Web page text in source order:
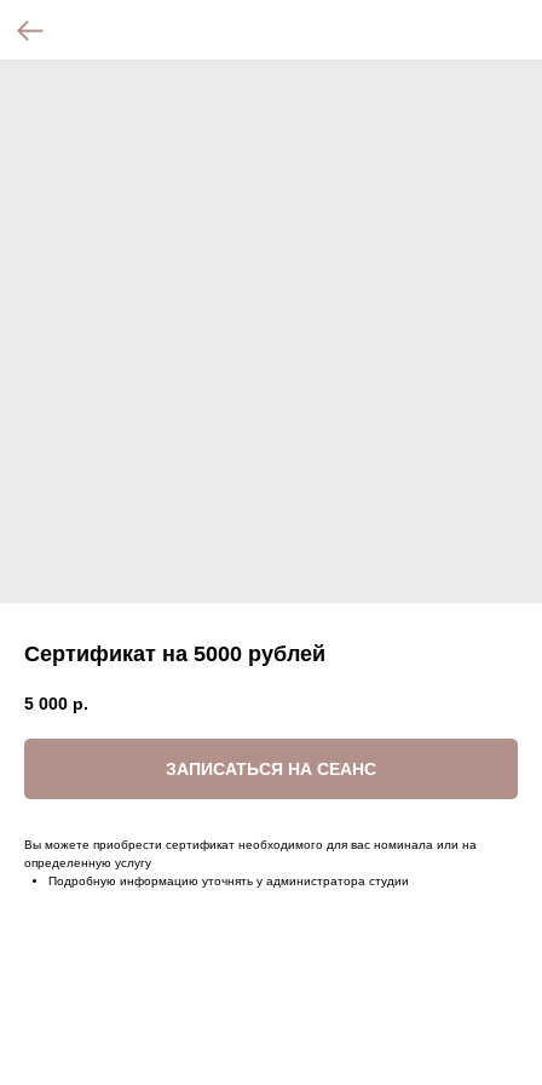
Сертификат на 5000 рублей
5 000 р.
ЗАПИСАТЬСЯ НА СЕАНС
Вы можете приобрести сертификат необходимого для вас номинала или на
определенную услугу
Подробную информацию уточнять у администратора студии